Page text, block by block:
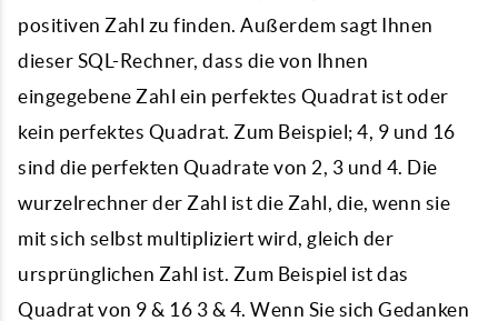
positiven Zahl zu finden. Außerdem sagt Ihnen
dieser SQL-Rechner, dass die von Ihnen
eingegebene Zahl ein perfektes Quadrat ist oder
kein perfektes Quadrat. Zum Beispiel; 4, 9 und 16
sind die perfekten Quadrate von 2, 3 und 4. Die
wurzelrechner der Zahl ist die Zahl, die, wenn sie
mit sich selbst multipliziert wird, gleich der
ursprünglichen Zahl ist. Zum Beispiel ist das
Quadrat von 9 & 16 3 & 4. Wenn Sie sich Gedanken